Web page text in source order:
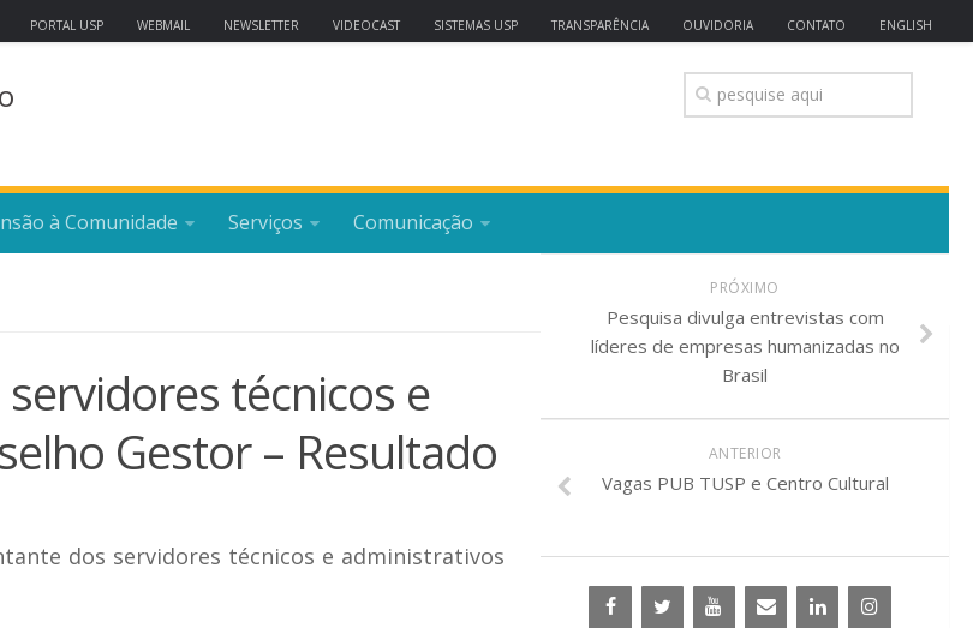
PORTAL USP WEBMAIL NEWSLETTER VIDEOCAST SISTEMAS USP TRANSPARÊNCIA OUVIDORIA CONTATO ENGLISH
à Comunidade Serviços Comunicação
técnicos e
Gestor – Resultado
dos servidores técnicos e administrativos
PRÓXIMO
Pesquisa divulga entrevistas com
líderes de empresas humanizadas no
Brasil
ANTERIOR
Vagas PUB TUSP e Centro Cultural